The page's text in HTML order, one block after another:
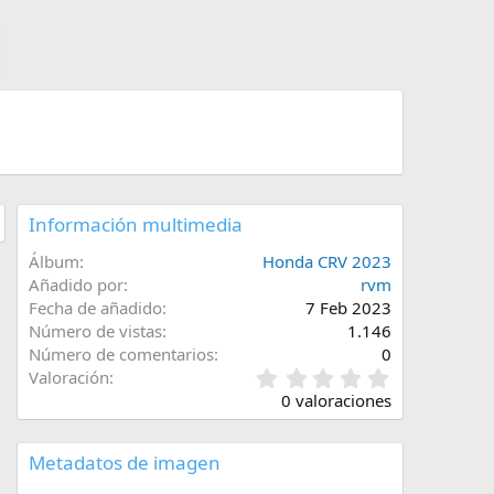
Información multimedia
Álbum
Honda CRV 2023
Añadido por
rvm
Fecha de añadido
7 Feb 2023
Número de vistas
1.146
Número de comentarios
0
Valoración
,
0
0 valoraciones
Metadatos de imagen